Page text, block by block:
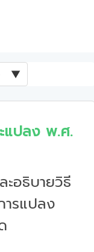
▼
แปลง พ.ศ.
อธิบายวิธี
รแปลง